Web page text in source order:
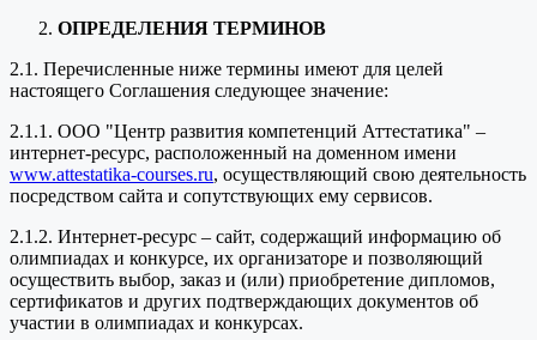
ОПРЕДЕЛЕНИЯ ТЕРМИНОВ
2.1. Перечисленные ниже термины имеют для целей
настоящего Соглашения следующее значение:
2.1.1. ООО "Центр развития компетенций Аттестатика" –
интернет-ресурс, расположенный на доменном имени
www.attestatika-courses.ru, осуществляющий свою деятельность
посредством сайта и сопутствующих ему сервисов.
2.1.2. Интернет-ресурс – сайт, содержащий информацию об
олимпиадах и конкурсе, их организаторе и позволяющий
осуществить выбор, заказ и (или) приобретение дипломов,
сертификатов и других подтверждающих документов об
участии в олимпиадах и конкурсах.